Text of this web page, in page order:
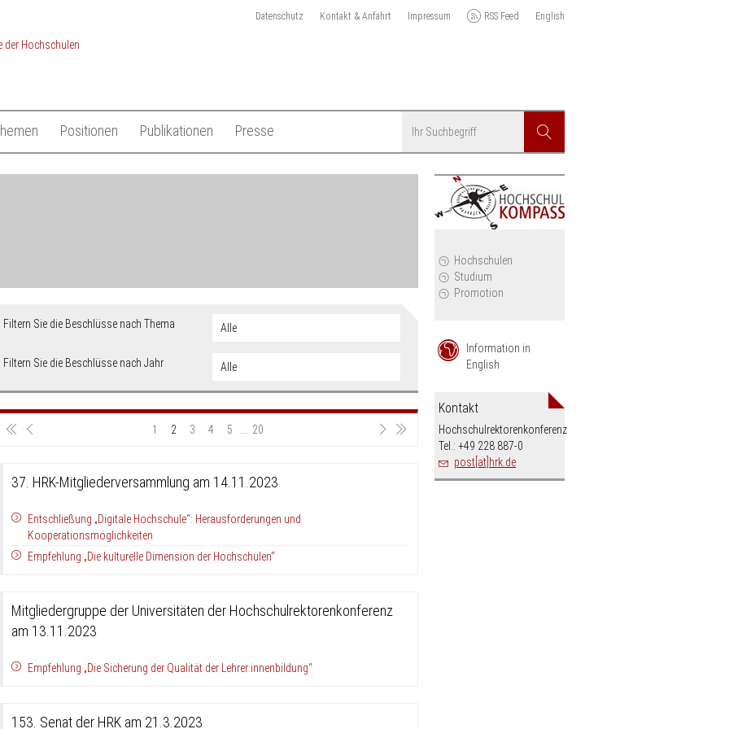
Datenschutz Kontakt & Anfahrt Impressum RSS Feed English
Suchen
Hochschulen
Positionen Publikationen Presse
Filtern Sie die Beschlüsse nach Thema
Filtern Sie die Beschlüsse nach Jahr
1 2 3 4 5 20
37. HRK-Mitgliederversammlung am 14.11.2023
Entschließung „Digitale Hochschule“: Herausforderungen und
Kooperationsmöglichkeiten
Empfehlung „Die kulturelle Dimension der Hochschulen“
Mitgliedergruppe der Universitäten der Hochschulrektorenkonferenz
am 13.11.2023
Empfehlung „Die Sicherung der Qualität der Lehrer:innenbildung“
153. Senat der HRK am 21.3.2023
Hochschulen
Studium
Promotion
Information in
English
Kontakt
Hochschulrektorenkonferenz
Tel.: +49 228 887-0
post[at]hrk.de